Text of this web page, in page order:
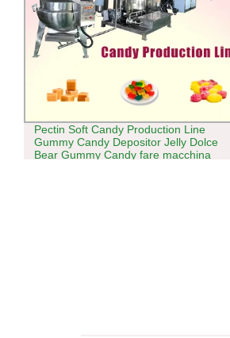
304ss Confezione di zucchero
caramello alla vitamina Gummy
sacchetto preformato con chiusura a zip